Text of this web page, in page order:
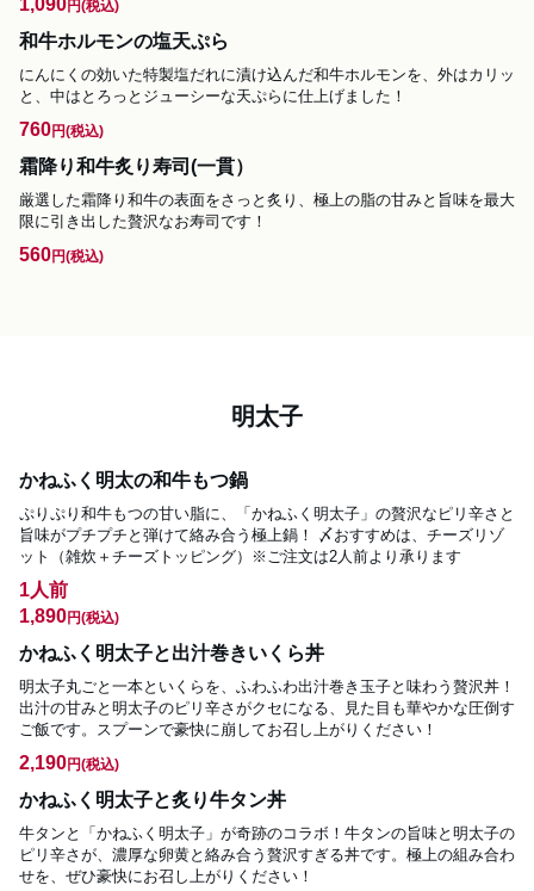
1,090円(税込)
和牛ホルモンの塩天ぷら
にんにくの効いた特製塩だれに漬け込んだ和牛ホルモンを、外はカリッ
と、中はとろっとジューシーな天ぷらに仕上げました！
760円(税込)
霜降り和牛炙り寿司(一貫）
厳選した霜降り和牛の表面をさっと炙り、極上の脂の甘みと旨味を最大
限に引き出した贅沢なお寿司です！
560円(税込)
明太子
かねふく明太の和牛もつ鍋
ぷりぷり和牛もつの甘い脂に、「かねふく明太子」の贅沢なピリ辛さと
旨味がプチプチと弾けて絡み合う極上鍋！ 〆おすすめは、チーズリゾ
ット（雑炊＋チーズトッピング）※ご注文は2人前より承ります
1人前
1,890円(税込)
かねふく明太子と出汁巻きいくら丼
明太子丸ごと一本といくらを、ふわふわ出汁巻き玉子と味わう贅沢丼！
出汁の甘みと明太子のピリ辛さがクセになる、見た目も華やかな圧倒す
ご飯です。スプーンで豪快に崩してお召し上がりください！
2,190円(税込)
かねふく明太子と炙り牛タン丼
牛タンと「かねふく明太子」が奇跡のコラボ！牛タンの旨味と明太子の
ピリ辛さが、濃厚な卵黄と絡み合う贅沢すぎる丼です。極上の組み合わ
せを、ぜひ豪快にお召し上がりください！